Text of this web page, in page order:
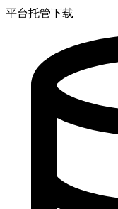
平台托管下载